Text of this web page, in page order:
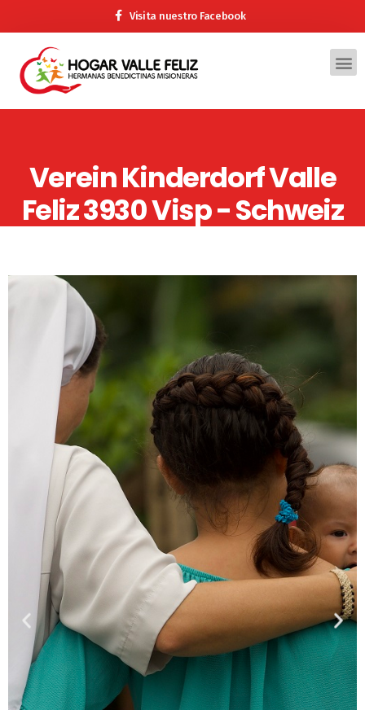
Visita nuestro Facebook
Verein Kinderdorf Valle
Feliz 3930 Visp - Schweiz